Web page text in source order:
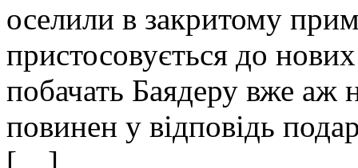
оселили в закритому
пристосовується до
побачать Баядеру вже аж
повинен у відповідь